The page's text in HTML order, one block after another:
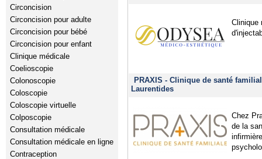
Circoncision
Circoncision pour adulte
Circoncision pour bébé
Circoncision pour enfant
Clinique médicale
Coelioscopie
Colonoscopie
Coloscopie
Coloscopie virtuelle
Colposcopie
Consultation médicale
Consultation médicale en ligne
Contraception
Clinique
PRAXIS - Clinique de santé
Laurentides
Chez
de la